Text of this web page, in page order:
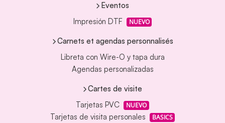
Eventos
Impresión DTF
NUEVO
Carnets et agendas personnalisés
Libreta con Wire-O y tapa dura
Agendas personalizadas
Cartes de visite
Tarjetas PVC
NUEVO
Tarjetas de visita personales BASICS